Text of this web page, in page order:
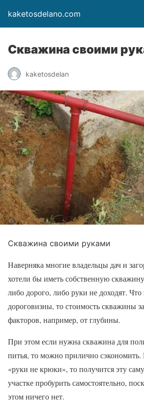
kaketosdelano.com
Скважина своими
kaketosdelan
Скважина своими руками
Наверняка многие владельцы дач и
хотели бы иметь собственную
либо дорого, либо руки не доходят. Что
дороговизны, то стоимость скважины
факторов, например, от глубины.
При этом если нужна скважина для
питья, то можно прилично
«руки не крюки», то получится эту
участке пробурить самостоятельно,
этом ничего нет.